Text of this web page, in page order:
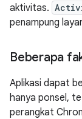
aktivitas.
penampung
Beberapa
Aplikasi dapat
hanya ponsel,
perangkat